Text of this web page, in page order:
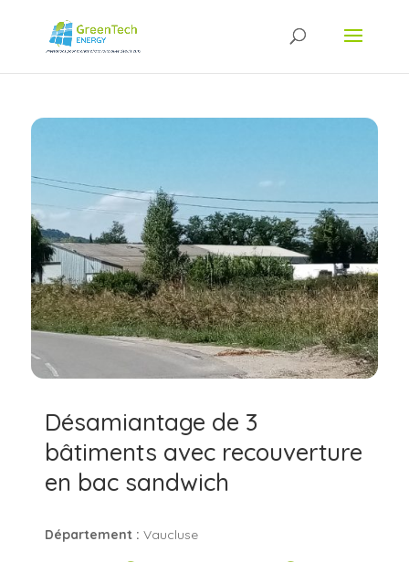
Désamiantage de 3
bâtiments avec recouverture
en bac sandwich
Département : Vaucluse